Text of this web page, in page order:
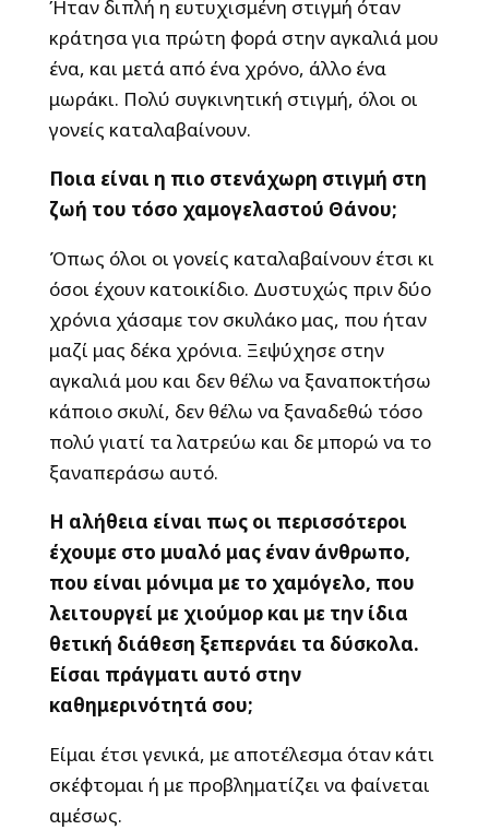
Ήταν διπλή η ευτυχισμένη στιγμή όταν
κράτησα για πρώτη φορά στην αγκαλιά μου
ένα, και μετά από ένα χρόνο, άλλο ένα
μωράκι. Πολύ συγκινητική στιγμή, όλοι οι
γονείς καταλαβαίνουν.
Ποια είναι η πιο στενάχωρη στιγμή στη
ζωή του τόσο χαμογελαστού Θάνου;
Όπως όλοι οι γονείς καταλαβαίνουν έτσι κι
όσοι έχουν κατοικίδιο. Δυστυχώς πριν δύο
χρόνια χάσαμε τον σκυλάκο μας, που ήταν
μαζί μας δέκα χρόνια. Ξεψύχησε στην
αγκαλιά μου και δεν θέλω να ξαναποκτήσω
κάποιο σκυλί, δεν θέλω να ξαναδεθώ τόσο
πολύ γιατί τα λατρεύω και δε μπορώ να το
ξαναπεράσω αυτό.
Η αλήθεια είναι πως οι περισσότεροι
έχουμε στο μυαλό μας έναν άνθρωπο,
που είναι μόνιμα με το χαμόγελο, που
λειτουργεί με χιούμορ και με την ίδια
θετική διάθεση ξεπερνάει τα δύσκολα.
Είσαι πράγματι αυτό στην
καθημερινότητά σου;
Είμαι έτσι γενικά, με αποτέλεσμα όταν κάτι
σκέφτομαι ή με προβληματίζει να φαίνεται
αμέσως.